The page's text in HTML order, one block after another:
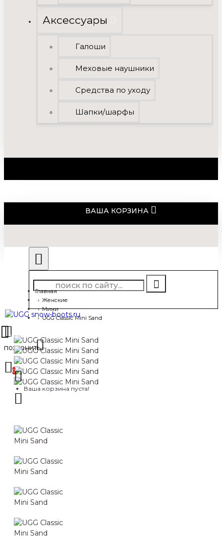
Аксессуары
Галоши
Меховые наушники
Средства по уходу
Шапки/шарфы
ВАША КОРЗИНА
0
Ваша корзина пуста!
Главная
Женские
Мини
UGG Classic Mini Sand